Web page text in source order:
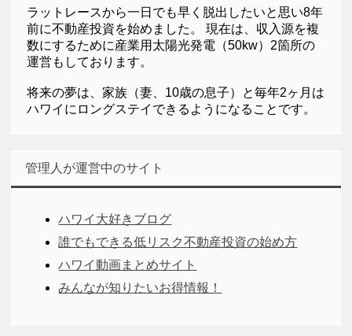
ラットレースから一日でも早く脱出したいと思い8年
前に不動産投資を始めました。 現在は、収入源を複
数にするために産業用太陽光発電（50kw）2箇所の
運営もしております。
将来の夢は、家族（妻、10歳の息子）と毎年2ヶ月は
ハワイにロングステイできるようになることです。
管理人が運営中のサイト
ハワイ大好きブログ
誰でもできる低リスク不動産投資の始め方
ハワイ動画まとめサイト
みんなが知りたいお得情報！